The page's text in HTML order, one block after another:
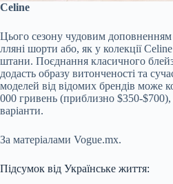
Celine
Цього сезону чудовим
лляні шорти або, як у колекції Celine
штани. Поєднання класичного
додасть образу витонченості та
моделей від відомих брендів може
000 гривень (приблизно $350-$700),
варіанти.
За матеріалами Vogue.mx.
Підсумок від Українське життя: